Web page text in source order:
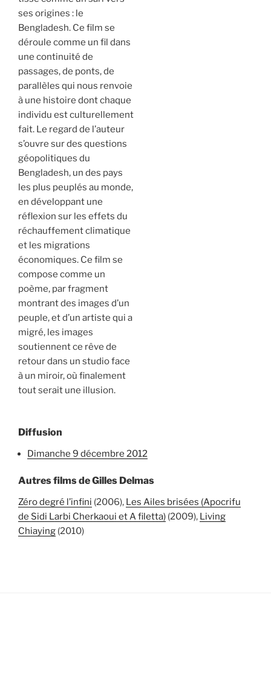
ses origines : le
Bengladesh. Ce film se
déroule comme un fil dans
une continuité de
passages, de ponts, de
parallèles qui nous renvoie
à une histoire dont chaque
individu est culturellement
fait. Le regard de l’auteur
s’ouvre sur des questions
géopolitiques du
Bengladesh, un des pays
les plus peuplés au monde,
en développant une
réflexion sur les effets du
réchauffement climatique
et les migrations
économiques. Ce film se
compose comme un
poème, par fragment
montrant des images d’un
peuple, et d’un artiste qui a
migré, les images
soutiennent ce rêve de
retour dans un studio face
à un miroir, où finalement
tout serait une illusion.
Diffusion
dimanche 9 décembre 2012
Autres films de Gilles Delmas
Zéro degré l’infini (2006), Les Ailes brisées (Apocrifu
de Sidi Larbi Cherkaoui et A filetta) (2009), Living
Chiaying (2010)